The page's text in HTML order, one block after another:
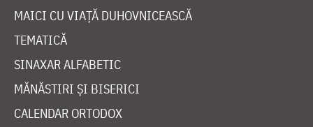
MAICI CU VIAȚĂ DUHOVNICEASCĂ
TEMATICĂ
SINAXAR ALFABETIC
MĂNĂSTIRI ȘI BISERICI
CALENDAR ORTODOX